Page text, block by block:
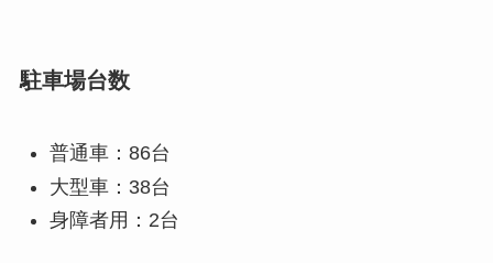
駐車場台数
普通車：86台
大型車：38台
身障者用：2台